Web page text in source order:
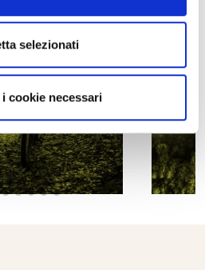
selezionati
cookie necessari